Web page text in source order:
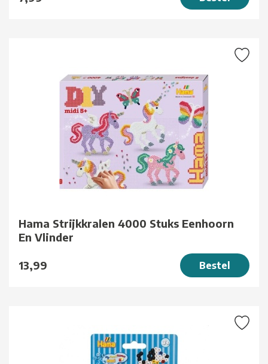
Hama Strijkkralen 4000 Stuks Eenhoorn
En Vlinder
13,99 Bestel